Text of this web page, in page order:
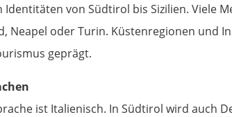
Identitäten von Südtirol bis Sizilien. Viele
Neapel oder Turin. Küstenregionen und
geprägt.
ist Italienisch. In Südtirol wird auch